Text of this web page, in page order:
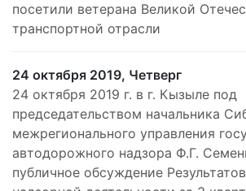
посетили ветерана Великой
транспортной отрасли
24 октября 2019, Четверг
24 октября 2019 г. в г. Кызыле под
председательством начальника
межрегионального управления
автодорожного надзора Ф.Г.
публичное обсуждение